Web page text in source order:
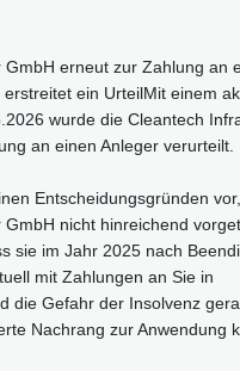
erneut zur Zahlung an
ein UrteilMit einem
wurde die Cleantech
an einen Anleger verurteilt.
Entscheidungsgründen
nicht hinreichend
sie im Jahr 2025 nach
mit Zahlungen an Sie in
die Gefahr der Insolvenz
Nachrang zur Anwendung